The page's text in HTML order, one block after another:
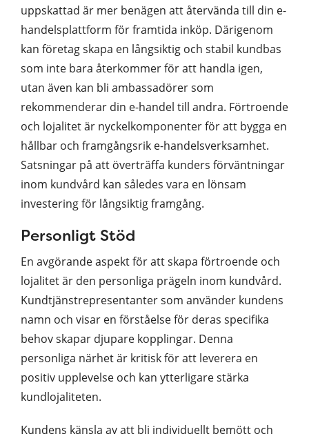
uppskattad är mer benägen att återvända till din e-
handelsplattform för framtida inköp. Därigenom
kan företag skapa en långsiktig och stabil kundbas
som inte bara återkommer för att handla igen,
utan även kan bli ambassadörer som
rekommenderar din e-handel till andra. Förtroende
och lojalitet är nyckelkomponenter för att bygga en
hållbar och framgångsrik e-handelsverksamhet.
Satsningar på att överträffa kunders förväntningar
inom kundvård kan således vara en lönsam
investering för långsiktig framgång.
Personligt Stöd
En avgörande aspekt för att skapa förtroende och
lojalitet är den personliga prägeln inom kundvård.
Kundtjänstrepresentanter som använder kundens
namn och visar en förståelse för deras specifika
behov skapar djupare kopplingar. Denna
personliga närhet är kritisk för att leverera en
positiv upplevelse och kan ytterligare stärka
kundlojaliteten.
Kundens känsla av att bli individuellt bemött och